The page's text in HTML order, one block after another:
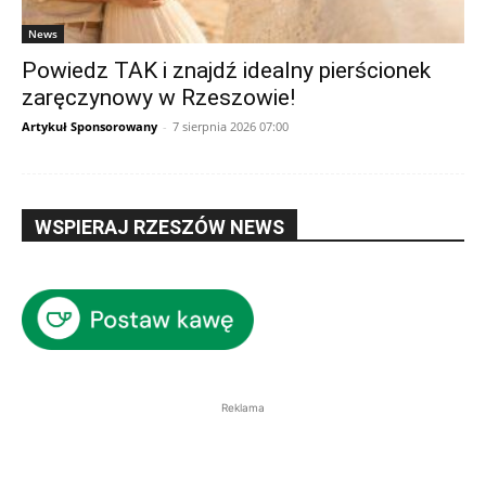
News
Powiedz TAK i znajdź idealny pierścionek
zaręczynowy w Rzeszowie!
Artykuł Sponsorowany - 7 sierpnia 2026 07:00
WSPIERAJ RZESZÓW NEWS
Reklama